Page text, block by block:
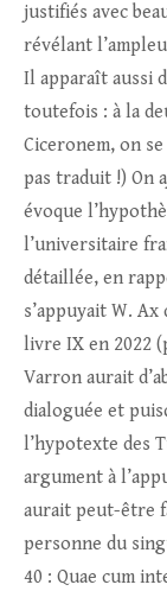
justifiés avec
révélant
Il apparaît aussi
toutefois : à la
Ciceronem, on
pas traduit !) On
évoque
l’universitaire
détaillée, en
s’appuyait W.
livre IX en 2022
Varron aurait
dialoguée et
l’hypotexte des
argument à
aurait peut-être
personne du
40 : Quae cum